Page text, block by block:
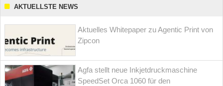
AKTUELLSTE NEWS
Aktuelles Whitepaper zu Agentic Print von
Zipcon
Agfa stellt neue Inkjetdruckmaschine
SpeedSet Orca 1060 für den